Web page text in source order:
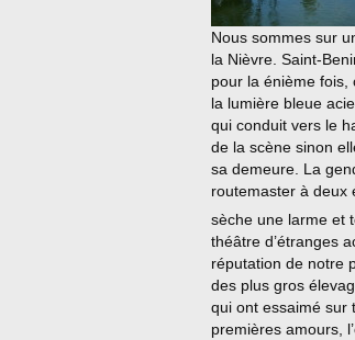
Nous sommes sur
la Nièvre. Saint-
pour la énième fois,
la lumière bleue
qui conduit vers le
de la scène sinon
sa demeure. La
routemaster à deux
sèche une larme et
théâtre d’étranges
réputation de notre
des plus gros
qui ont essaimé sur
premières amours,